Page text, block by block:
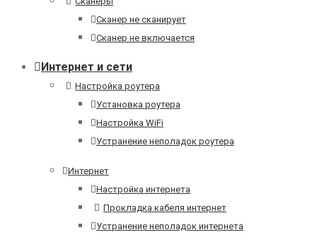
Сканер не сканирует
Сканер не включается
Интернет и сети
Настройка роутера
Установка роутера
Настройка WiFi
Устранение неполадок роутера
Интернет
Настройка интернета
Прокладка кабеля интернет
Устранение неполадок интернета